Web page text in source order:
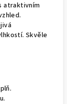
atraktivním
Skvěle